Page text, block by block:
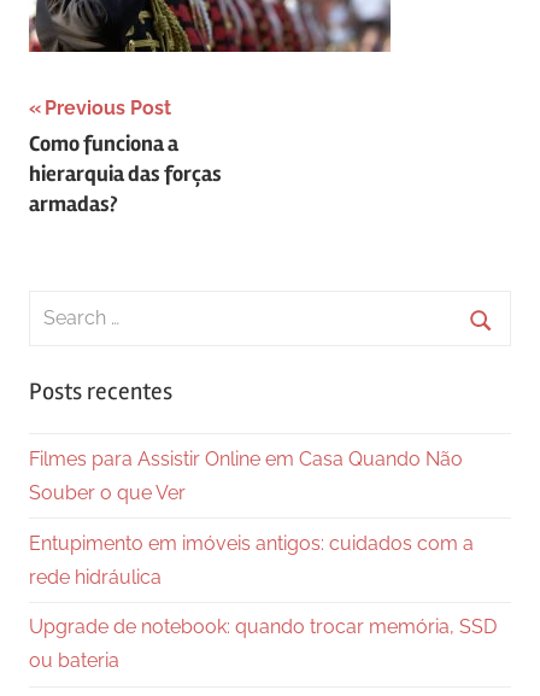
Navegação
de
Post
Previous Post
Como funciona a
hierarquia das forças
armadas?
Search
Posts recentes
Filmes para Assistir Online em Casa Quando Não
Souber o que Ver
Entupimento em imóveis antigos: cuidados com a
rede hidráulica
Upgrade de notebook: quando trocar memória, SSD
ou bateria